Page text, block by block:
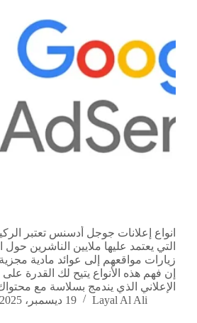
انواع إعلانات جوجل أدسنس تعتبر
التي يعتمد عليها ملايين الناشرين حول
زيارات مواقعهم إلى عوائد مادية
إن فهم هذه الأنواع يتيح لك القدرة
الإعلاني الذي يندمج بسلاسة مع
Layal Al Ali
19 ديسمبر، 2025